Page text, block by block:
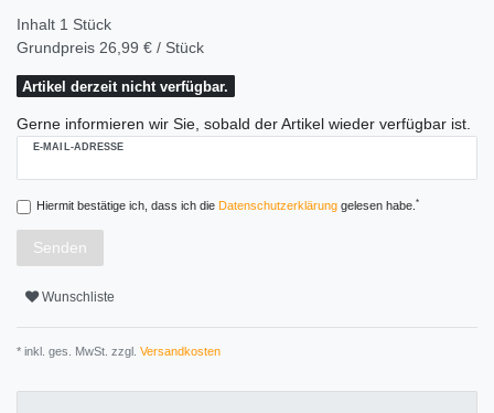
Inhalt 1 Stück
Grundpreis 26,99 € / Stück
Artikel derzeit nicht verfügbar.
Gerne informieren wir Sie, sobald der Artikel wieder verfügbar ist.
E-MAIL-ADRESSE
Hiermit bestätige ich, dass ich die Daten­schutz­erklärunggelesen habe. *
Senden
Wunschliste
* inkl. ges. MwSt. zzgl. Versandkosten